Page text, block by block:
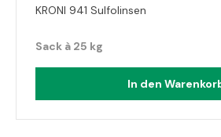
KRONI 941 Sulfolinsen
Sack à 25 kg
In den